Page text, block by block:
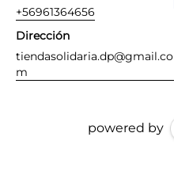
+56961364656
Dirección
tiendasolidaria.dp@gmail.co
m
powered by